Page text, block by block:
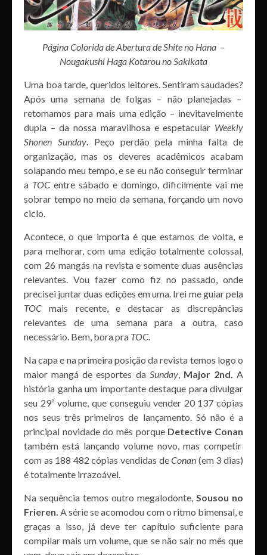
Página Colorida de Abertura de Shite no Hana –
Nougakushi Haga Kotarou no Sakikata
Uma boa tarde, queridos leitores. Sentiram saudades?
Após uma semana de folgas – não planejadas –
retomamos para mais uma edição – inevitavelmente
dupla – da nossa maravilhosa e espetacular Weekly
Shonen Sunday. Peço perdão pela minha falta de
organização, mas os deveres acadêmicos acabam
solapando meu tempo, e se eu não conseguir terminar
a TOC entre sábado e domingo, dificilmente vai me
sobrar tempo no meio da semana, forçando um novo
ciclo.
Acontece, o que importa é que estamos de volta, e
para melhorar, com uma edição totalmente colossal,
com 26 mangás na revista e somente duas ausências
relevantes. Vou fazer como fiz no passado, onde
precisei juntar duas edições em uma. Irei me guiar pela
TOC mais recente, e destacar as discrepâncias
relevantes de uma semana para a outra, caso
necessário. Bem, bora pra TOC.
Na capa e na primeira posição da revista temos logo o
maior mangá de esportes da Sunday, Major 2nd. A
história ganha um importante destaque para divulgar
seu 29ª volume, que conseguiu vender 20 137 cópias
nos seus três primeiros de lançamento. Só não é a
principal novidade do mês porque Detective Conan
também está lançando volume novo, mas competir
com as 188 482 cópias vendidas deConan (em 3 dias)
é totalmente irrazoável.
Na sequência temos outro megalodonte, Sousou no
Frieren. A série se acomodou com o ritmo bimensal, e
graças a isso, já deve ter capítulo suficiente para
compilar mais um volume, que se não sair no mês que